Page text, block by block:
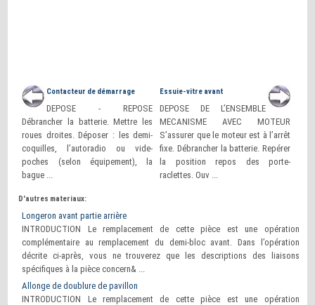
Contacteur de démarrage
DEPOSE - REPOSE
Débrancher la batterie. Mettre les
roues droites. Déposer : les demi-
coquilles, l’autoradio ou vide-
poches (selon équipement), la
bague ...
Essuie-vitre avant
DEPOSE DE L’ENSEMBLE
MECANISME AVEC MOTEUR
S’assurer que le moteur est à l’arrêt
fixe. Débrancher la batterie. Repérer
la position repos des porte-
raclettes. Ouv ...
D'autres materiaux:
Longeron avant partie arrière
INTRODUCTION Le remplacement de cette pièce est une opération
complémentaire au remplacement du demi-bloc avant. Dans l’opération
décrite ci-après, vous ne trouverez que les descriptions des liaisons
spécifiques à la pièce concern& ...
Allonge de doublure de pavillon
INTRODUCTION Le remplacement de cette pièce est une opération